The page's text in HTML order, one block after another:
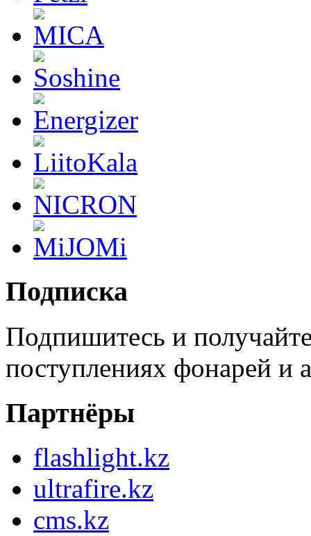
Подписка
Подпишитесь и
поступлениях фонарей и
Партнёры
flashlight.kz
ultrafire.kz
cms.kz